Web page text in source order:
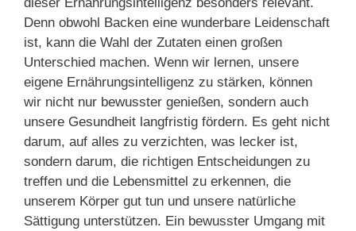
Denn obwohl Backen eine wunderbare Leidenschaft
ist, kann die Wahl der Zutaten einen großen
Unterschied machen. Wenn wir lernen, unsere
eigene Ernährungsintelligenz zu stärken, können
wir nicht nur bewusster genießen, sondern auch
unsere Gesundheit langfristig fördern. Es geht nicht
darum, auf alles zu verzichten, was lecker ist,
sondern darum, die richtigen Entscheidungen zu
treffen und die Lebensmittel zu erkennen, die
unserem Körper gut tun und unsere natürliche
Sättigung unterstützen. Ein bewusster Umgang mit